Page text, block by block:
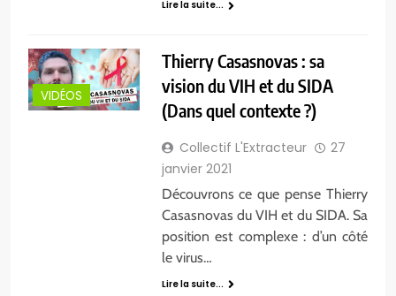
Lire la suite...
VIDÉOS
Thierry Casasnovas : sa
vision du VIH et du SIDA
(Dans quel contexte ?)
Collectif L'Extracteur
27
janvier 2021
Découvrons ce que pense Thierry
Casasnovas du VIH et du SIDA. Sa
position est complexe : d’un côté
le virus…
Lire la suite...